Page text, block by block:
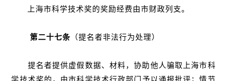
上海市科学技术奖的奖励经费由市财政列支。
第二十七条 （提名者非法行为处理）
提名者提供虚假数据、材料，协助他人骗取上海市科